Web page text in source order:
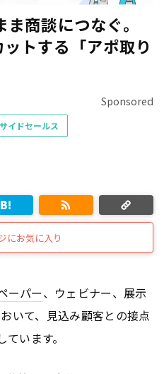
商談につなぐ。
トする「アポ取り
Sponsored
イドセールス
にお気に入り
ーパー、ウェビナー、展示
いて、見込み顧客との接点
います。